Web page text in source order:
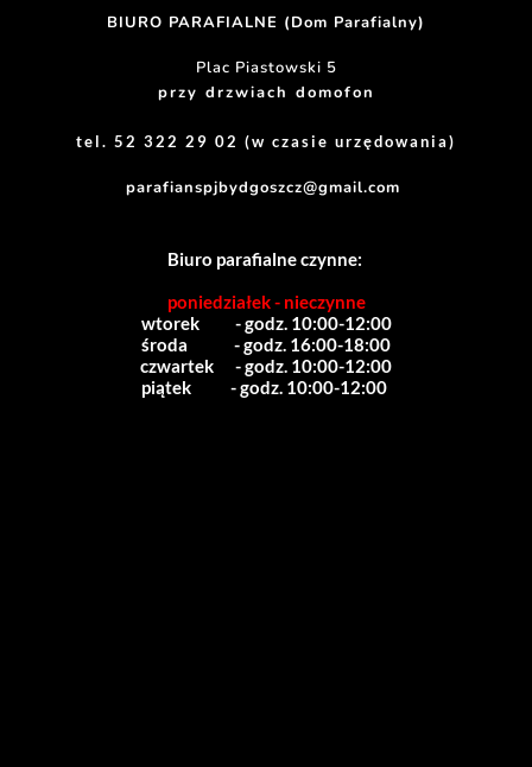
BIURO PARAFIALNE (Dom Parafialny)
Plac Piastowski 5
przy drzwiach domofon
tel. 52 322 29 02 (w czasie urzędowania)
parafianspjbydgoszcz@gmail.com
Biuro parafialne czynne:
poniedziałek - nieczynne
wtorek          - godz. 10:00-12:00
środa             - godz. 16:00-18:00
czwartek      - godz. 10:00-12:00
piątek           - godz. 10:00-12:00